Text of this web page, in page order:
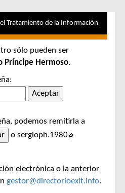
Tratamiento de la Información
sólo pueden ser
Príncipe Hermoso.
podemos remitirla a
o sergioph.1980
electrónica o la anterior
gestor@directorioexit.info.